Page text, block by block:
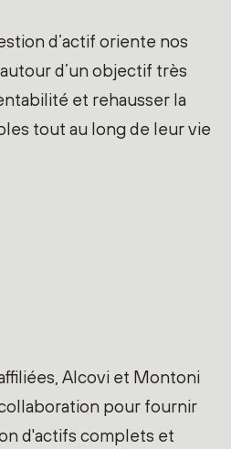
d’actif oriente nos
d’un objectif très
et rehausser la
tout au long de leur vie
Alcovi et Montoni
pour fournir
d'actifs complets et